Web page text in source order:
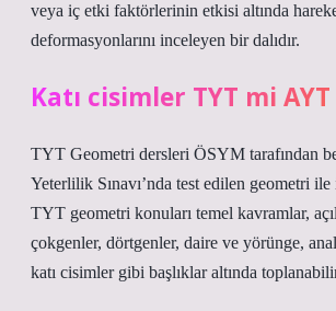
veya iç etki faktörlerinin etkisi altında
deformasyonlarını inceleyen bir dalıdır.
Katı cisimler TYT mi
TYT Geometri dersleri ÖSYM tarafından
Yeterlilik Sınavı’nda test edilen geometri
TYT geometri konuları temel kavramlar,
çokgenler, dörtgenler, daire ve yörünge,
katı cisimler gibi başlıklar altında